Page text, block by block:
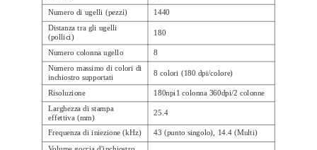
Numero di ugelli (pezzi)
1440
Distanza tra gli ugelli
(pollici)
180
Numero colonna ugello
8
Numero massimo di colori di
inchiostro supportati
8 colori (180 dpi/colore)
Risoluzione
180npi1 colonna 360dpi/2 colonne
Larghezza di stampa
effettiva (mm)
25.4
Frequenza di iniezione (kHz)
43 (punto singolo), 14.4 (Multi)
Volume goccia d'inchiostro